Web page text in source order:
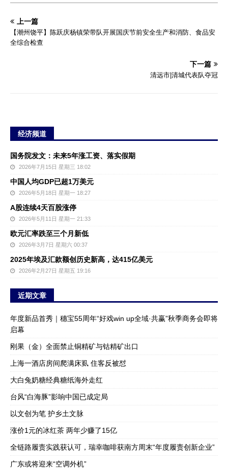
上一篇
【潮州饶平】陈跃庆杨镇荣带队开展国庆节前安全生产和消防、食品安
全综合检查
下一篇
清远市|清城代表队夺冠
经济频道
国务院发文：未来5年涨工资、落实假期
2026年7月15日 星期三 18:02
中国人均GDP已超1万美元
2026年5月18日 星期一 18:27
A股连续4天百股涨停
2026年5月11日 星期一 21:33
欧元汇率跌至三个月新低
2026年3月7日 星期六 00:37
2025年埃及汇款额创历史新高，达415亿美元
2026年2月27日 星期五 19:16
近期文章
年度新品首秀｜穗宝55周年“好戏win up全域·共赢”秋季商务会即将
启幕
刚果（金）全面禁止铜精矿与钴精矿出口
上海一酒店房间爬满床虱 住客反被怼
大白兔奶糖经典糖纸海外走红
台风“白海豚”影响中国已成定局
以文创为笔 护乡土文脉
涨价1元的冰红茶 两年少赚了15亿
全链路履责实践获认可，瑞幸咖啡获南方周末“年度履责创新企业”
广东或将迎来“空调外机”